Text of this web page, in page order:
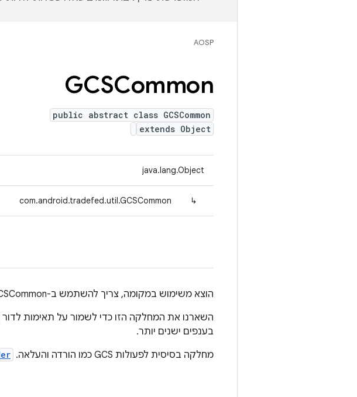
AOSP
GCSCommon
public abstract class GCSCommon
extends Object
java.lang.Object
↳
com.android.tradefed.util.GCSCommon
הוצא משימוש במקומה, צריך להשתמש ב-com.android.tradefed.util.gcs.GCSCommon.
בענפים ישנים יותר.
מחלקה בסיסית לפעולות GCS כמו הורדה והעלאה.